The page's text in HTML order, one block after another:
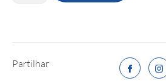
Partilhar